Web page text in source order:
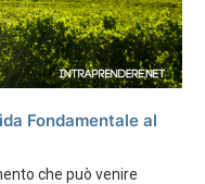
Fondamentale al
che può venire